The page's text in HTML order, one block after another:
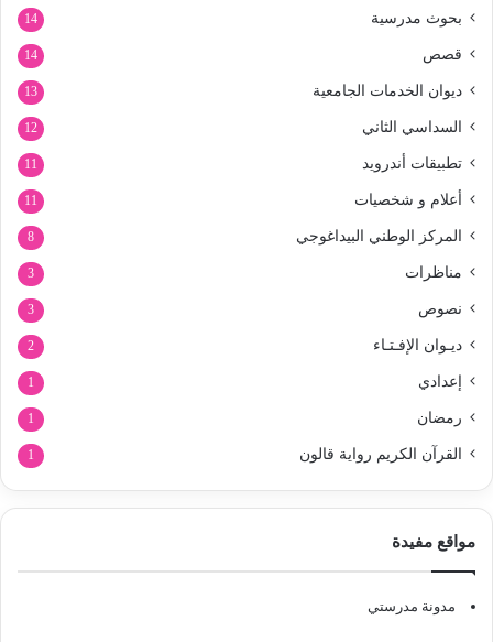
بحوث مدرسية 14
قصص 14
ديوان الخدمات الجامعية 13
السداسي الثاني 12
تطبيقات أندرويد 11
أعلام و شخصيات 11
المركز الوطني البيداغوجي 8
مناظرات 3
نصوص 3
ديـوان الإفـتـاء 2
إعدادي 1
رمضان 1
القرآن الكريم رواية قالون 1
مواقع مفيدة
مدونة مدرستي